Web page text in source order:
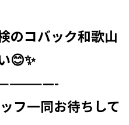
のコバック和歌山
😊✨
フ一同お待ちして